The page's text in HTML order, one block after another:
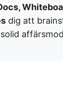
dig att
solid